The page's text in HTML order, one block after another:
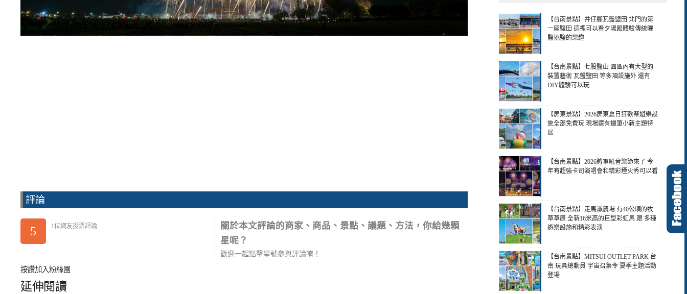
評論
5 1位網友投票評論
關於本文評論的商家、商品、景點、議題、方法，你給幾顆
星呢？
歡迎一起點擊星號參與評論唷！
按讚加入粉絲團
延伸閱讀
【台南景點】井仔腳瓦盤鹽田 北門的第
一座鹽田 這裡可以看夕陽跟體驗傳統曬
鹽挑鹽的樂趣
【台南景點】七股鹽山 園區內有大型的
裝置藝術 瓦盤鹽田 等多項設施外 還有
DIY體驗可以玩
【屏東景點】2026屏東夏日狂歡祭遊樂設
施全部免費玩 現場還有蠟筆小新主題特
展
【台南景點】2026將軍吼音樂節來了 今
年有超強卡司演唱會和精彩煙火秀可以看
【台南景點】走馬瀨農場 有40公頃的牧
草草原 全新16米高的巨型彩虹馬 跟 多種
遊樂設施和精彩表演
【台南景點】MITSUI OUTLET PARK 台
南 玩具總動員 宇宙召集令 夏季主題活動
登場